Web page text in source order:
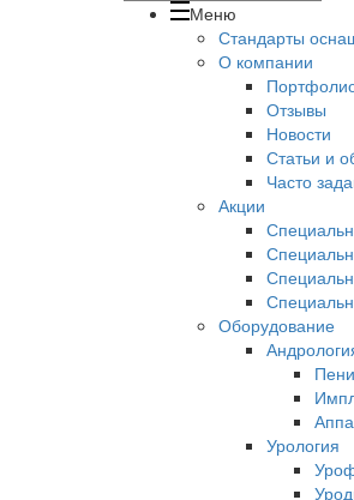
Меню
Стандарты
О компании
Отзывы
Новости
Статьи и
Часто
Акции
Оборудование
Урология